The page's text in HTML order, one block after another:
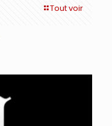
Tout voir